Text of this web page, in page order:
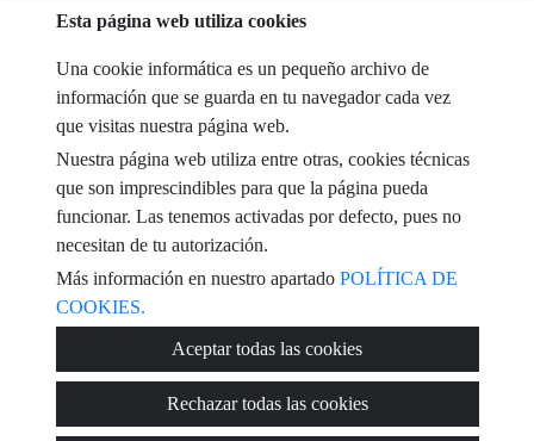
He leído y acepto las condiciones de uso y
mensaje
Captcha
Esta página web utiliza cookies
Una cookie informática es un pequeño archivo de
información que se guarda en tu navegador cada vez
que visitas nuestra página web.
Nuestra página web utiliza entre otras, cookies técnicas
que son imprescindibles para que la página pueda
funcionar. Las tenemos activadas por defecto, pues no
necesitan de tu autorización.
Más información en nuestro apartado POLÍTICA DE
COOKIES.
Aceptar todas las cookies
Rechazar todas las cookies